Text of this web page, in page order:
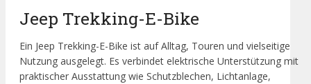
Jeep Trekking-E-Bike
Ein Jeep Trekking-E-Bike ist auf Alltag, Touren und vielseitige
Nutzung ausgelegt. Es verbindet elektrische Unterstützung mit
praktischer Ausstattung wie Schutzblechen, Lichtanlage,